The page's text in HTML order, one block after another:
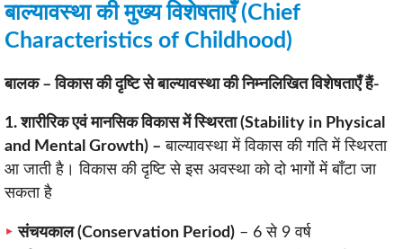
बाल्यावस्था की मुख्य विशेषताएँ (Chief
Characteristics of Childhood)
बालक – विकास की दृष्टि से बाल्यावस्था की निम्नलिखित विशेषताएँ हैं-
1. शारीरिक एवं मानसिक विकास में स्थिरता (Stability in Physical
and Mental Growth) – बाल्यावस्था में विकास की गति में स्थिरता
आ जाती है। विकास की दृष्टि से इस अवस्था को दो भागों में बाँटा जा
सकता है
संचयकाल (Conservation Period) – 6 से 9 वर्ष